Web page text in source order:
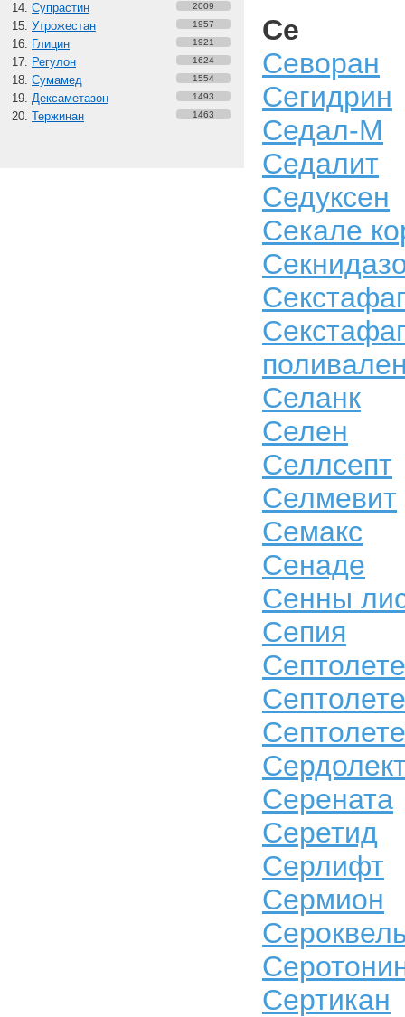
Супрастин 2009
Утрожестан 1957
Глицин 1921
Регулон 1624
Сумамед 1554
Дексаметазон 1493
Тержинан 1463
Се
Севоран
Сегидрин
Седал-М
Седалит
Седуксен
Секале
Селанк
Селен
Селлсепт
Селмевит
Семакс
Сенаде
Сенны
Сепия
Септолете
Серената
Серетид
Серлифт
Сермион
Сертикан